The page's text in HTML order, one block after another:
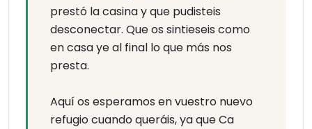
prestó la casina y que pudisteis
desconectar. Que os sintieseis como
en casa ye al final lo que más nos
presta.
Aquí os esperamos en vuestro nuevo
refugio cuando queráis, ya que Ca